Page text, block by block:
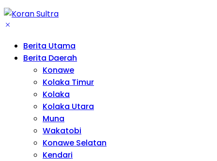
Berita Utama
Berita Daerah
Konawe
Kolaka Timur
Kolaka
Kolaka Utara
Muna
Wakatobi
Konawe Selatan
Kendari